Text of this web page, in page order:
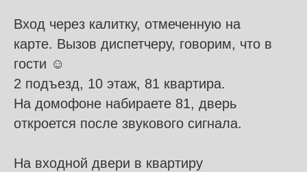
Вход через калитку, отмеченную на
карте. Вызов диспетчеру, говорим, что в
гости ☺️
2 подъезд, 10 этаж, 81 квартира.
На домофоне набираете 81, дверь
откроется после звукового сигнала.
На входной двери в квартиру